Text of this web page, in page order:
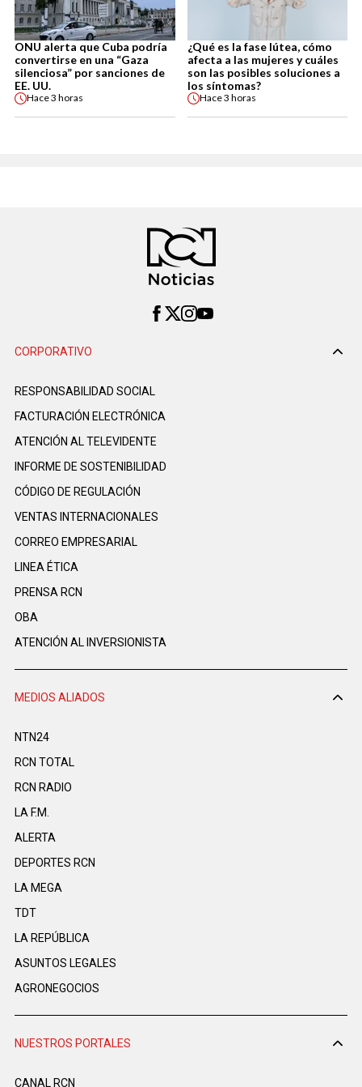
ONU alerta que Cuba podría
convertirse en una “Gaza
silenciosa” por sanciones de
EE. UU.
Hace3 horas
¿Qué es la fase lútea, cómo
afecta a las mujeres y cuáles
son las posibles soluciones a
los síntomas?
Hace3 horas
CORPORATIVO
RESPONSABILIDAD SOCIAL
FACTURACIÓN ELECTRÓNICA
ATENCIÓN AL TELEVIDENTE
INFORME DE SOSTENIBILIDAD
CÓDIGO DE REGULACIÓN
VENTAS INTERNACIONALES
CORREO EMPRESARIAL
LINEA ÉTICA
PRENSA RCN
OBA
ATENCIÓN AL INVERSIONISTA
MEDIOS ALIADOS
NTN24
RCN TOTAL
RCN RADIO
LA F.M.
ALERTA
DEPORTES RCN
LA MEGA
TDT
LA REPÚBLICA
ASUNTOS LEGALES
AGRONEGOCIOS
NUESTROS PORTALES
CANAL RCN